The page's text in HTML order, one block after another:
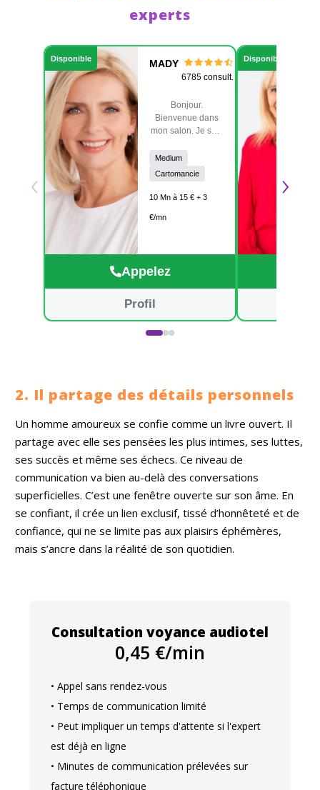
experts
‹
Disponible MADY
6785 consult.
Bonjour.
Bienvenue dans
mon salon. Je suis
naissance en
4ieme
générations. Je me
sers des cartes
Avec moi pas de
guidez je vous dis
Medium
Cartomancie
10 Mn à 15 € + 3
€/mn
Appelez
Profil
Disponible
›
2. Il partage des détails personnels
Un homme amoureux se confie comme un livre ouvert. Il
partage avec elle ses pensées les plus intimes, ses luttes,
ses succès et même ses échecs. Ce niveau de
communication va bien au-delà des conversations
superficielles. C’est une fenêtre ouverte sur son âme. En
se confiant, il crée un lien exclusif, tissé d’honnêteté et de
confiance, qui ne se limite pas aux plaisirs éphémères,
mais s’ancre dans la réalité de son quotidien.
Consultation voyance audiotel
0,45 €/min
• Appel sans rendez-vous
• Temps de communication limité
• Peut impliquer un temps d'attente si l'expert
est déjà en ligne
• Minutes de communication prélevées sur
facture téléphonique